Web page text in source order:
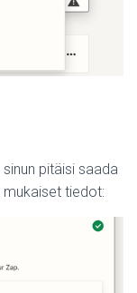
pitäisi saada
tiedot: